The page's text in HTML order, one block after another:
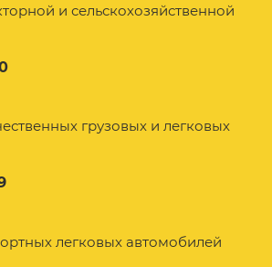
и сельскохозяйственной
грузовых и легковых
легковых автомобилей